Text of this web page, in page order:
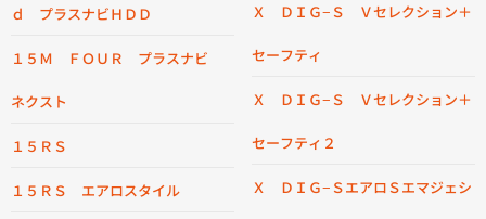
ｄ プラスナビＨＤＤ
１５Ｍ ＦＯＵＲ プラスナビ
ネクスト
１５ＲＳ
１５ＲＳ エアロスタイル
Ｘ ＤＩＧ−Ｓ Ｖセレクション＋
セーフティ
Ｘ ＤＩＧ−Ｓ Ｖセレクション＋
セーフティ２
Ｘ ＤＩＧ−ＳエアロＳエマジェシ